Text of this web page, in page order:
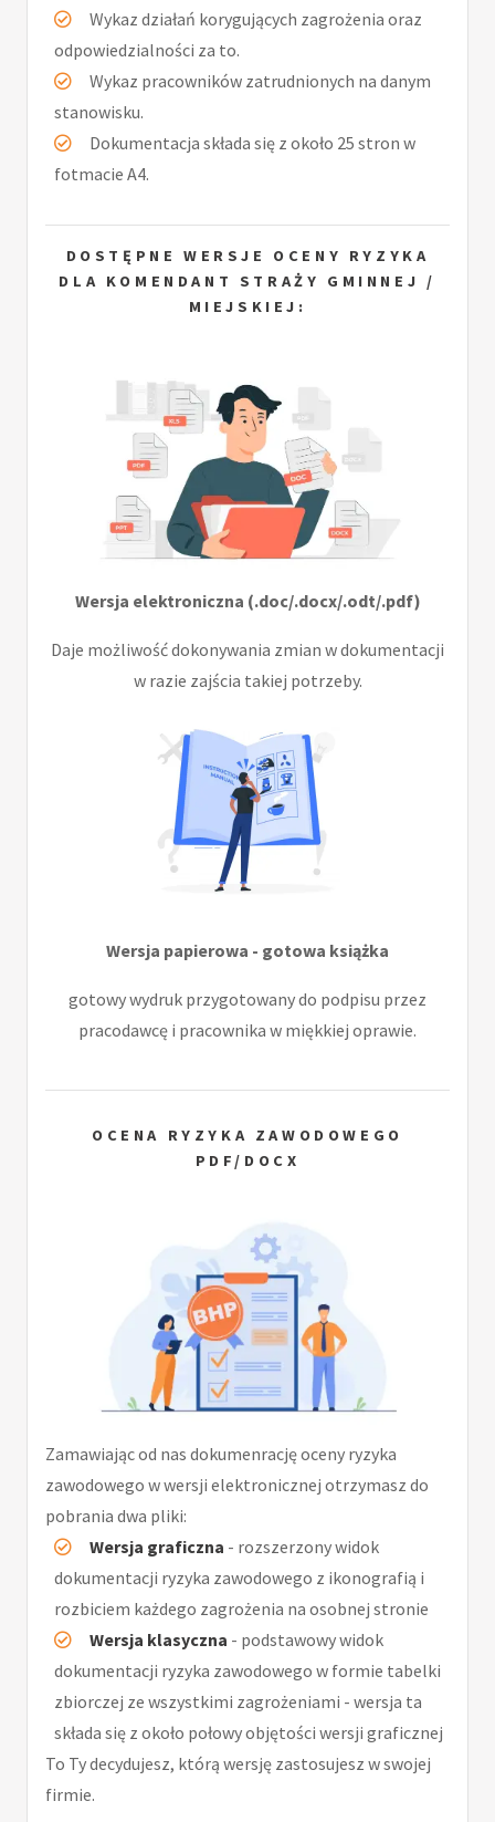
Wykaz działań korygujących zagrożenia oraz
odpowiedzialności za to.
Wykaz pracowników zatrudnionych na danym
stanowisku.
Dokumentacja składa się z około 25 stron w
fotmacie A4.
DOSTĘPNE WERSJE OCENY RYZYKA
DLA KOMENDANT STRAŻY GMINNEJ /
MIEJSKIEJ:
Wersja elektroniczna (.doc/.docx/.odt/.pdf)
Daje możliwość dokonywania zmian w dokumentacji
w razie zajścia takiej potrzeby.
Wersja papierowa - gotowa książka
gotowy wydruk przygotowany do podpisu przez
pracodawcę i pracownika w miękkiej oprawie.
OCENA RYZYKA ZAWODOWEGO
PDF/DOCX
Zamawiając od nas dokumenrację oceny ryzyka
zawodowego w wersji elektronicznej otrzymasz do
pobrania dwa pliki:
Wersja graficzna - rozszerzony widok
dokumentacji ryzyka zawodowego z ikonografią i
rozbiciem każdego zagrożenia na osobnej stronie
Wersja klasyczna - podstawowy widok
dokumentacji ryzyka zawodowego w formie tabelki
zbiorczej ze wszystkimi zagrożeniami - wersja ta
składa się z około połowy objętości wersji graficznej
To Ty decydujesz, którą wersję zastosujesz w swojej
firmie.